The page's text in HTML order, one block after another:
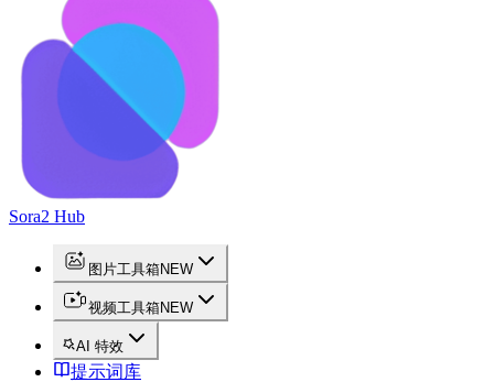
Sora2 Hub
图片工具箱NEW
视频工具箱NEW
AI 特效
提示词库